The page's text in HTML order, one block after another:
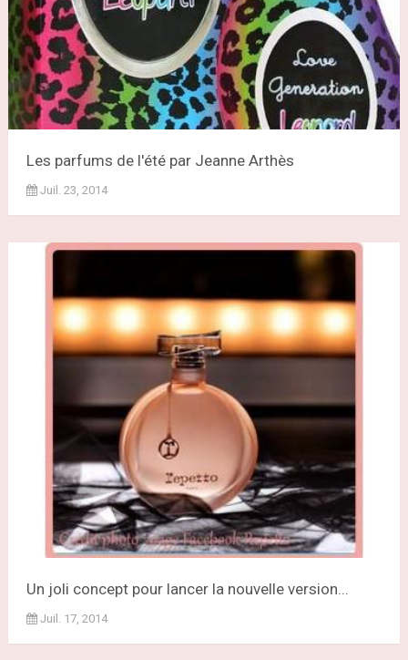
Les parfums de l'été par Jeanne Arthès
Juil. 23, 2014
Un joli concept pour lancer la nouvelle version...
Juil. 17, 2014